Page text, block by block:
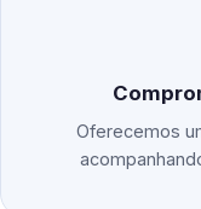
Oferecemos